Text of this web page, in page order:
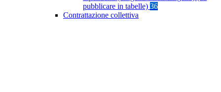
pubblicare in tabelle) 36
Contrattazione collettiva